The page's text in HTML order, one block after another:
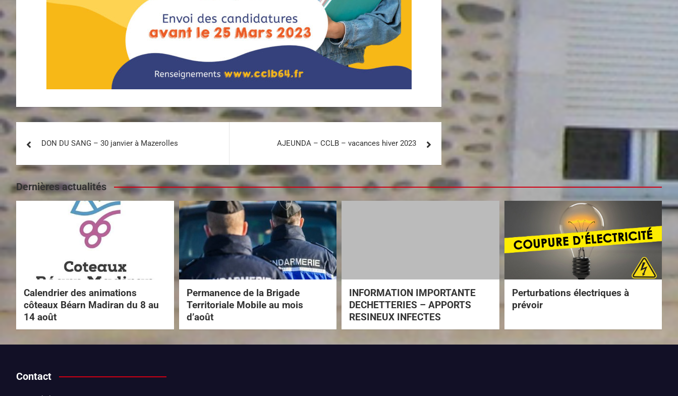
DON DU SANG – 30 janvier à Mazerolles AJEUNDA – CCLB – vacances hiver 2023
Dernières actualités
Calendrier des animations
côteaux Béarn Madiran du 8 au
14 août
Permanence de la Brigade
Territoriale Mobile au mois
d’août
INFORMATION IMPORTANTE
DECHETTERIES – APPORTS
RESINEUX INFECTES
Perturbations électriques à
prévoir
Contact